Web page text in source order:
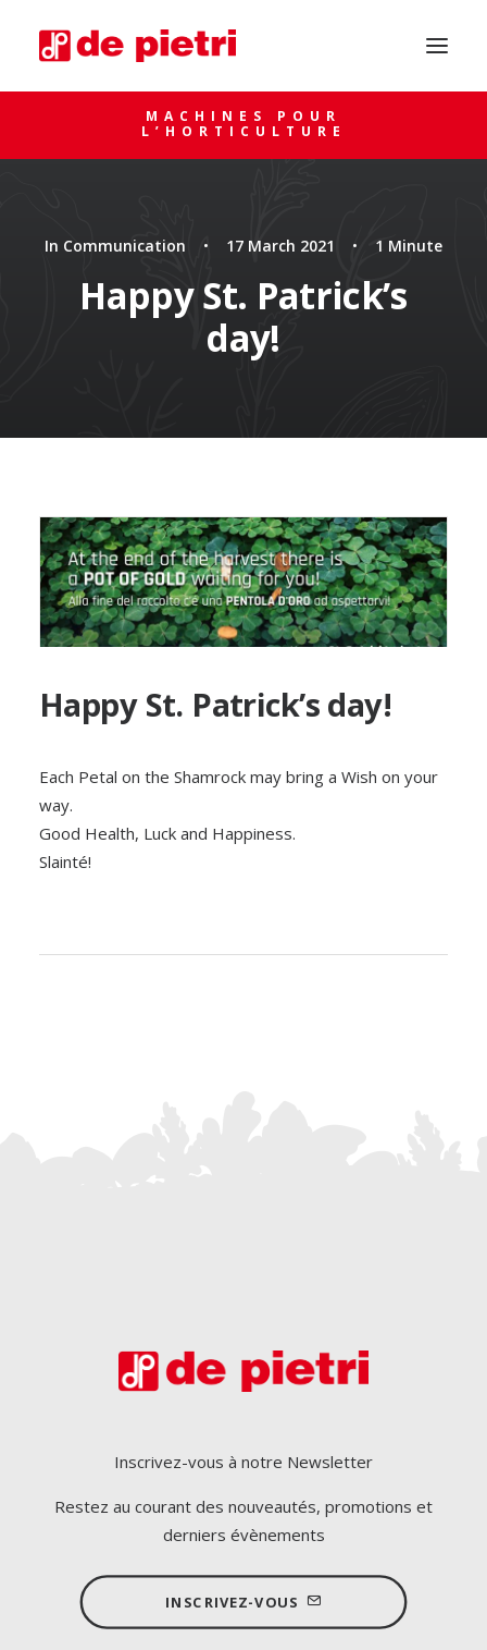
DEMANDE DE CONSEIL
MACHINES POUR
L’HORTICULTURE
In Communication • 17 March 2021 • 1 Minute
Happy St. Patrick’s
day!
Happy St. Patrick’s day!
Each Petal on the Shamrock may bring a Wish on your
way.
Good Health, Luck and Happiness.
Slainté!
Inscrivez-vous à notre Newsletter
Restez au courant des nouveautés, promotions et
derniers évènements
INSCRIVEZ-VOUS